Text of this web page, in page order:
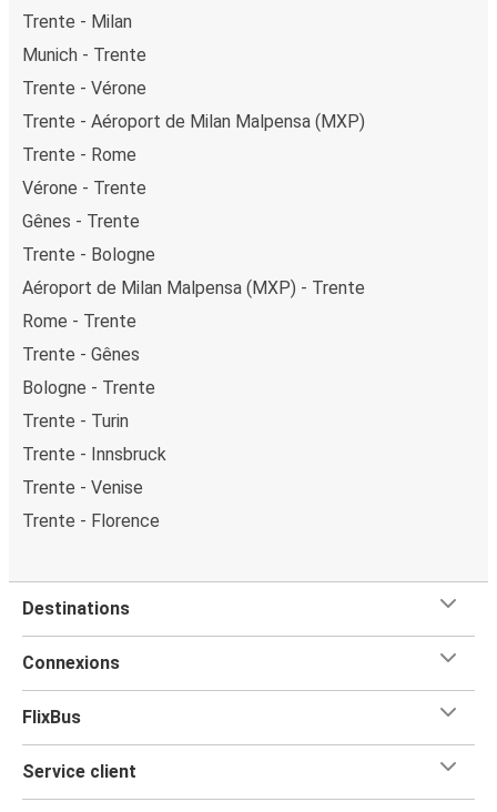
Trente - Milan
Munich - Trente
Trente - Vérone
Trente - Aéroport de Milan Malpensa (MXP)
Trente - Rome
Vérone - Trente
Gênes - Trente
Trente - Bologne
Aéroport de Milan Malpensa (MXP) - Trente
Rome - Trente
Trente - Gênes
Bologne - Trente
Trente - Turin
Trente - Innsbruck
Trente - Venise
Trente - Florence
Destinations
Connexions
FlixBus
Service client